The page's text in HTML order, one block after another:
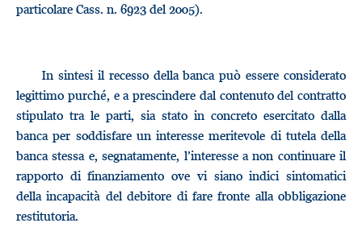
particolare Cass. n. 6923 del 2005).
In sintesi il recesso della banca può essere considerato
legittimo purché, e a prescindere dal contenuto del contratto
stipulato tra le parti, sia stato in concreto esercitato dalla
banca per soddisfare un interesse meritevole di tutela della
banca stessa e, segnatamente, l’interesse a non continuare il
rapporto di finanziamento ove vi siano indici sintomatici
della incapacità del debitore di fare fronte alla obbligazione
restitutoria.